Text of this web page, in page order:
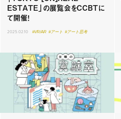
ESTATE」の展覧会をCCBTに
て開催！
2025.02.10 #VR/AR #アート #アート思考